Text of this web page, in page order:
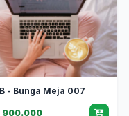
- Bunga Meja 007
900.000